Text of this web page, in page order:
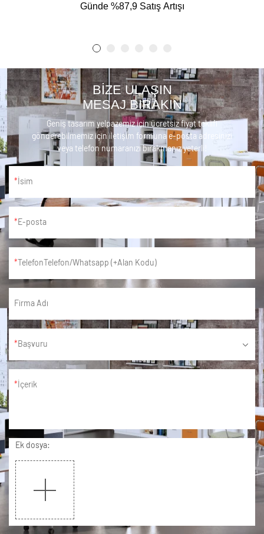
Günde %87,9 Satış Artışı
BİZE ULAŞIN
MESAJ BIRAKIN
Geniş tasarım yelpazemiz için ücretsiz fiyat teklifi
gönderebilmemiz için iletişim formuna e-posta adresinizi
veya telefon numaranızı bırakmanız yeterli!
İsim
E-posta
TelefonTelefon/Whatsapp (+Alan Kodu)
Firma Adı
Başvuru
İçerik
Ek dosya: